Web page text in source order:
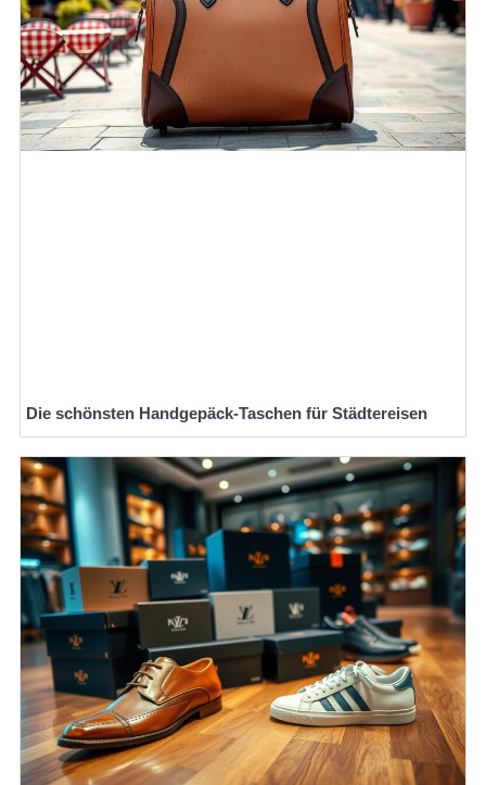
Die schönsten Handgepäck-Taschen für Städtereisen